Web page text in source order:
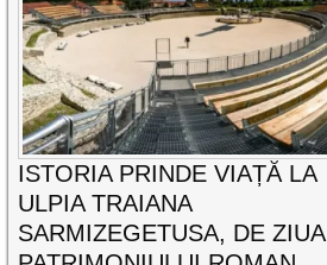
ISTORIA PRINDE VIAȚĂ LA
ULPIA TRAIANA
SARMIZEGETUSA, DE ZIUA